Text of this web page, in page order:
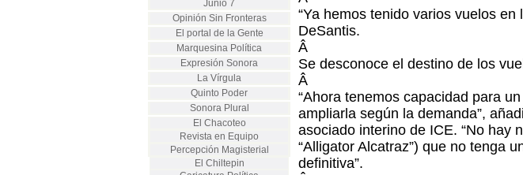
Junio 7
Opinión Sin Fronteras
El portal de la Gente
Marquesina Política
Expresión Sonora
La Vírgula
Quinto Poder
Sonora Plural
El Chacoteo
Revista en Equipo
Percepción Magisterial
El Chiltepin
“Ya hemos tenido varios vuelos en
DeSantis.
Â
Se desconoce el destino de los
Â
“Ahora tenemos capacidad para
ampliarla según la demanda”,
asociado interino de ICE. “No hay
“Alligator Alcatraz”) que no tenga
definitiva”.